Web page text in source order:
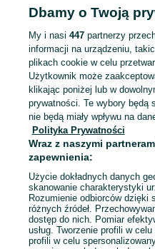
wyroby ze sebra
Mapa kategorii
Mapa miejscowości
Mapa ministron
Popularne wyszukiwania
Dbamy o Twoją
My i nasi 447partnerzy
informacji na urządzeniu,
plikach cookie w celu
Użytkownik może
klikając poniżej lub w
prywatności. Te wybory będą
nie będą miały wpływu na
Polityka Prywatności
Wraz z naszymi
zapewnienia:
Użycie dokładnych danych
skanowanie charakterystyki
Rozumienie odbiorców
różnych źródeł.
dostęp do nich. Pomiar
usług. Tworzenie profili w
profili w celu